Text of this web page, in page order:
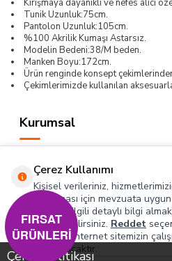
Çerez Politikası
Kırışmaya dayanıklı ve nefes alıcı
Tunik Uzunluk:75cm.
Pantolon Uzunluk:105cm.
%100 Akrilik Kumaşı Astarsız.
Modelin Bedeni:38/M beden.
Manken Boyu:172cm.
Ürün renginde konsept
Çekimlerimizde kullanılan
Kurumsal
Hızlı Erişim
Sosyal
Adres & İletişim
Çerez Kullanımı
Kişisel verileriniz,
sunulması için mevzuata
Konuyla ilgili detaylı bilgi
inceleyebilirsiniz. Reddet
yalnızca internet sitemizin
kullanılacaktır.
FIRSAT
ÜRÜNLERİ